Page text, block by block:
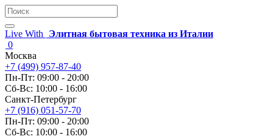
Live With
Элитная бытовая техника из Италии
0
Москва
+7 (499) 957-87-40
Пн-Пт: 09:00 - 20:00
Сб-Вс: 10:00 - 16:00
Санкт-Петербург
+7 (916) 051-57-70
Пн-Пт: 09:00 - 20:00
Сб-Вс: 10:00 - 16:00